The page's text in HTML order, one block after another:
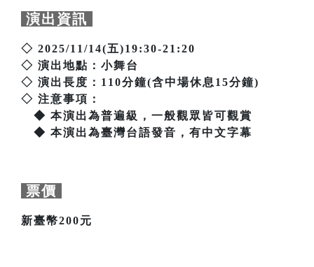
演出資訊
◇ 2025/11/14(五)19:30-21:20
◇ 演出地點：小舞台
◇ 演出長度：110分鐘(含中場休息15分鐘)
◇ 注意事項：
◆ 本演出為普遍級，一般觀眾皆可觀賞
◆ 本演出為臺灣台語發音，有中文字幕
票價
新臺幣200元